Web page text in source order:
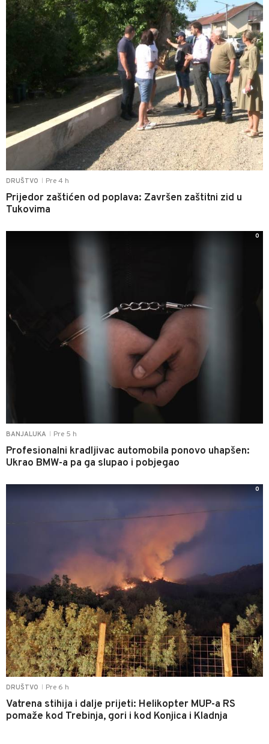
DRUŠTVO Pre 4 h
Prijedor zaštićen od poplava: Završen zaštitni zid u
Tukovima
BANJALUKA Pre 5 h
Profesionalni kradljivac automobila ponovo uhapšen:
Ukrao BMW-a pa ga slupao i pobjegao
0
DRUŠTVO Pre 6 h
Vatrena stihija i dalje prijeti: Helikopter MUP-a RS
pomaže kod Trebinja, gori i kod Konjica i Kladnja
0